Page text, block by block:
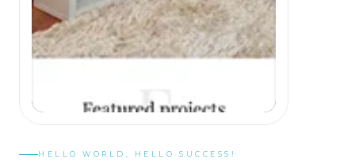
HELLO WORLD, HELLO SUCCESS!